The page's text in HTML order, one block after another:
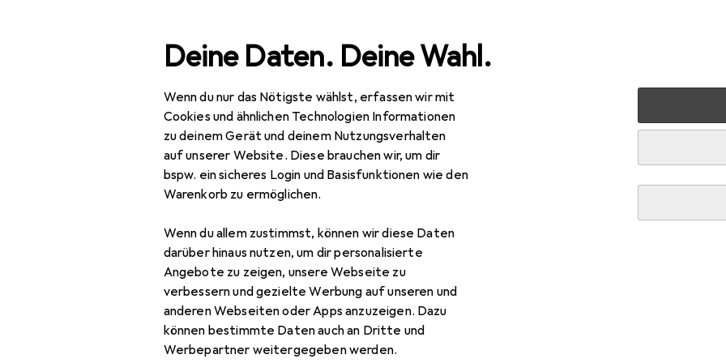
Deine Daten. Deine Wahl.
Wenn du nur das Nötigste wählst, erfassen wir mit
Cookies und ähnlichen Technologien Informationen
zu deinem Gerät und deinem Nutzungsverhalten
auf unserer Website. Diese brauchen wir, um dir
bspw. ein sicheres Login und Basisfunktionen wie den
Warenkorb zu ermöglichen.
Wenn du allem zustimmst, können wir diese Daten
darüber hinaus nutzen, um dir personalisierte
Angebote zu zeigen, unsere Webseite zu
verbessern und gezielte Werbung auf unseren und
anderen Webseiten oder Apps anzuzeigen. Dazu
können bestimmte Daten auch an Dritte und
Werbepartner weitergegeben werden.
Navigation nach Kategorien Gesamtsortiment Sport Outdoor CMP